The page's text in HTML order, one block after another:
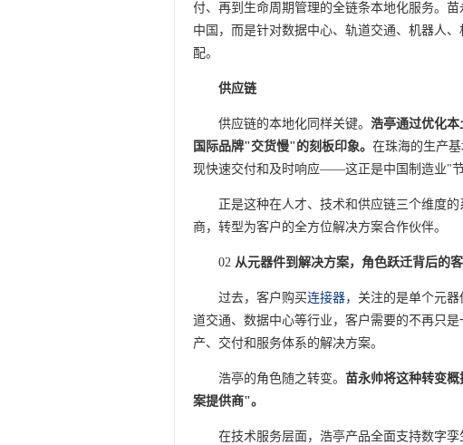
付、再到生命周期管理的全链条本地化服务。
中国，而是针对数据中心、轨道交通、机器人
配。
供应链
供应链的本地化同样关键。 浩亭通过优化
国际品牌"交货慢"的刻板印象。 在珠海的生产
现快速交付和及时响应——这正是中国制造业"
正是这种在人才、技术和供应链三个维度
商，转型为客户的全方位解决方案合作伙伴。
02 从元器件到解决方案，角色跃迁背后的
过去，客户购买连接器，关注的是单个元
道交通、数据中心等行业，客户需要的不再只
产、交付和服务体系的解决方案。
浩亭的角色随之转变。 苗永帅将这种转变
案提供商"。
在技术服务层面，浩亭产品全面支持数字